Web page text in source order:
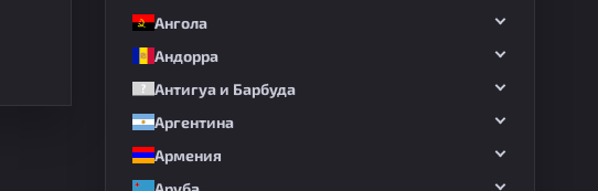
Ангола
Андорра
Антигуа и Барбуда
Аргентина
Армения